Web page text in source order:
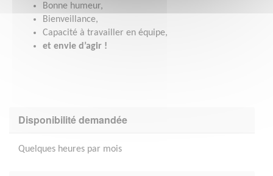
Bonne humeur,
Bienveillance,
Capacité à travailler en équipe,
et envie d’agir !
Disponibilité demandée
Quelques heures par mois